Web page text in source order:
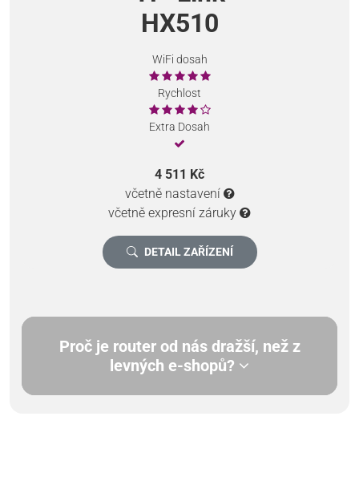
HX510
WiFi dosah
Rychlost
Extra Dosah
4 511 Kč
včetně nastavení
včetně expresní záruky
DETAIL ZAŘÍZENÍ
Proč je router od nás dražší, než z
levných e-shopů?